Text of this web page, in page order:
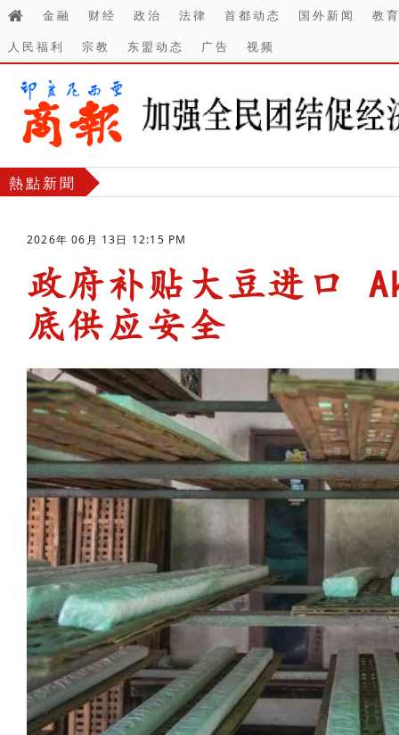
金融 财经 政治 法律 首都动态 国外新闻
教
人民福利
宗教 东盟动态 广告 视频
熱點新聞
2026年 06月 13日 12:15 PM
政府补贴大豆进口
底供应安全